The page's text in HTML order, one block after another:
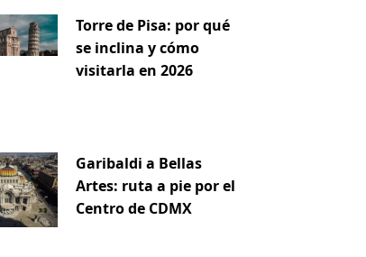
Torre de Pisa: por qué
se inclina y cómo
visitarla en 2026
Garibaldi a Bellas
Artes: ruta a pie por el
Centro de CDMX